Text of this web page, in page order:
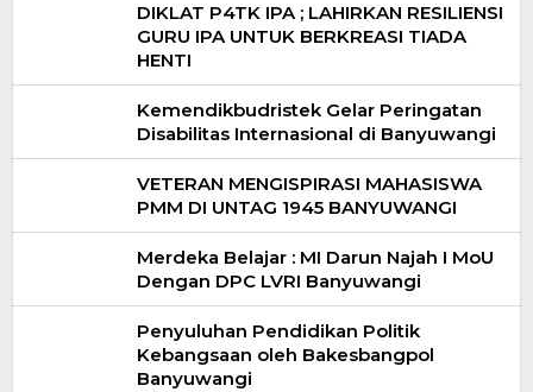
DIKLAT P4TK IPA ; LAHIRKAN RESILIENSI
GURU IPA UNTUK BERKREASI TIADA
HENTI
Kemendikbudristek Gelar Peringatan
Disabilitas Internasional di Banyuwangi
VETERAN MENGISPIRASI MAHASISWA
PMM DI UNTAG 1945 BANYUWANGI
Merdeka Belajar : MI Darun Najah I MoU
Dengan DPC LVRI Banyuwangi
Penyuluhan Pendidikan Politik
Kebangsaan oleh Bakesbangpol
Banyuwangi